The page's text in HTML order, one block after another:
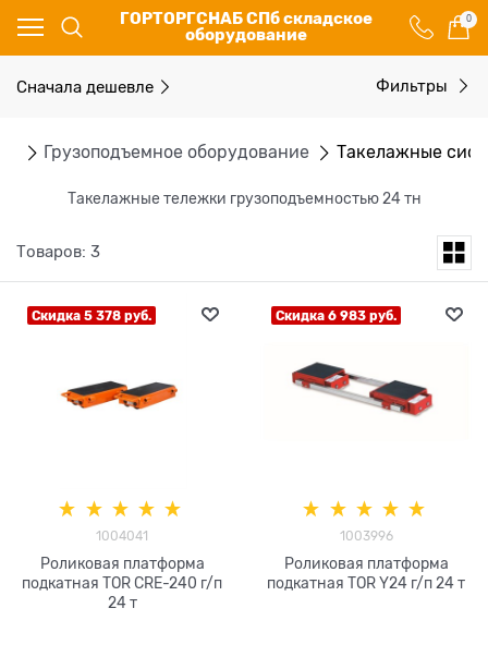
ГОРТОРГСНАБ СПб складское
оборудование
0
Грузоподъемное оборудование Такелажные
Такелажные тележки грузоподъемностью 24 тн
Сначала дешевле Фильтры
Товаров: 3
Скидка 5 378 руб.
1004041
Роликовая платформа
подкатная TOR CRE-240 г/п
24 т
Скидка 6 983 руб.
1003996
Роликовая платформа
подкатная TOR Y24 г/п 24 т